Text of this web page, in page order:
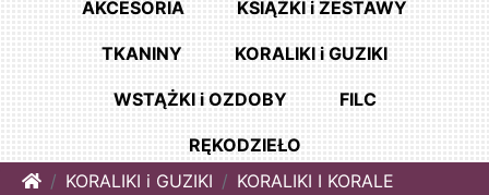
AKCESORIA KSIĄŻKI i ZESTAWY
TKANINY KORALIKI i GUZIKI
WSTĄŻKI i OZDOBY FILC
RĘKODZIEŁO
HomeKORALIKI i GUZIKI
KORALIKI I KORALE